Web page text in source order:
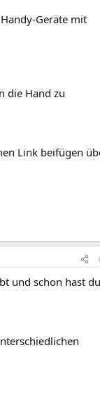
Geräte mit
die Hand zu
Link beifügen
und schon hast du